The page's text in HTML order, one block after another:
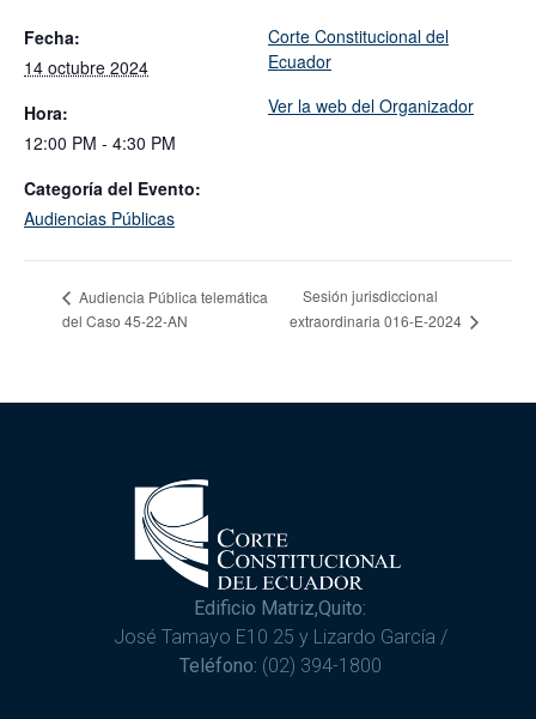
Fecha:
14 octubre 2024
Hora:
12:00 PM - 4:30 PM
Categoría del Evento:
Audiencias Públicas
Corte Constitucional del
Ecuador
Ver la web del Organizador
Audiencia Pública telemática
del Caso 45-22-AN
Sesión jurisdiccional
extraordinaria 016-E-2024
Edificio Matriz,Quito:
José Tamayo E10 25 y Lizardo García /
Teléfono: (02) 394-1800